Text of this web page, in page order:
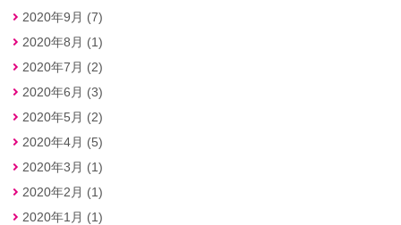
2020年9月 (7)
2020年8月 (1)
2020年7月 (2)
2020年6月 (3)
2020年5月 (2)
2020年4月 (5)
2020年3月 (1)
2020年2月 (1)
2020年1月 (1)